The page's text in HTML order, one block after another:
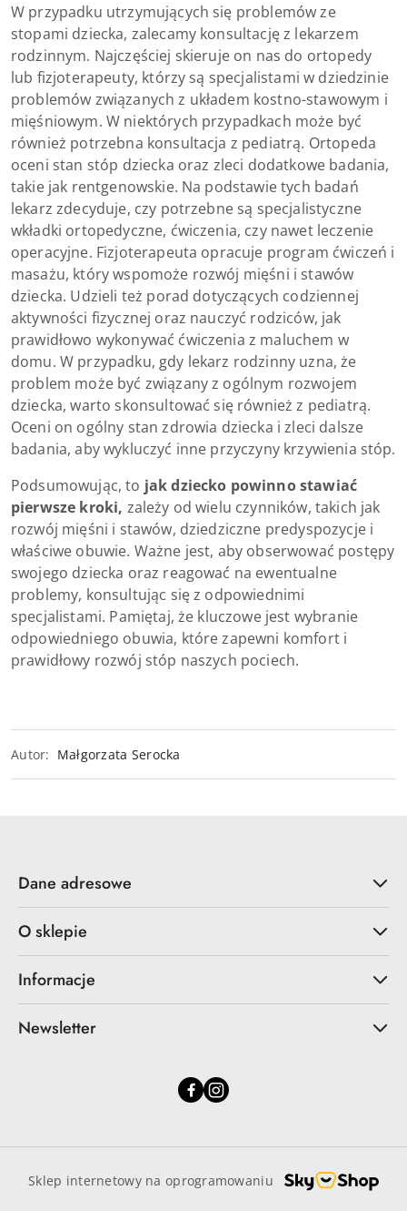
W przypadku utrzymujących się problemów ze
stopami dziecka, zalecamy konsultację z lekarzem
rodzinnym. Najczęściej skieruje on nas do ortopedy
lub fizjoterapeuty, którzy są specjalistami w dziedzinie
problemów związanych z układem kostno-stawowym i
mięśniowym. W niektórych przypadkach może być
również potrzebna konsultacja z pediatrą. Ortopeda
oceni stan stóp dziecka oraz zleci dodatkowe badania,
takie jak rentgenowskie. Na podstawie tych badań
lekarz zdecyduje, czy potrzebne są specjalistyczne
wkładki ortopedyczne, ćwiczenia, czy nawet leczenie
operacyjne. Fizjoterapeuta opracuje program ćwiczeń i
masażu, który wspomoże rozwój mięśni i stawów
dziecka. Udzieli też porad dotyczących codziennej
aktywności fizycznej oraz nauczyć rodziców, jak
prawidłowo wykonywać ćwiczenia z maluchem w
domu. W przypadku, gdy lekarz rodzinny uzna, że
problem może być związany z ogólnym rozwojem
dziecka, warto skonsultować się również z pediatrą.
Oceni on ogólny stan zdrowia dziecka i zleci dalsze
badania, aby wykluczyć inne przyczyny krzywienia stóp.
Podsumowując, to jak dziecko powinno stawiać
pierwsze kroki, zależy od wielu czynników, takich jak
rozwój mięśni i stawów, dziedziczne predyspozycje i
właściwe obuwie. Ważne jest, aby obserwować postępy
swojego dziecka oraz reagować na ewentualne
problemy, konsultując się z odpowiednimi
specjalistami. Pamiętaj, że kluczowe jest wybranie
odpowiedniego obuwia, które zapewni komfort i
prawidłowy rozwój stóp naszych pociech.
Autor: Małgorzata Serocka
Dane adresowe
O sklepie
Informacje
Newsletter
Sklep internetowy na oprogramowaniu